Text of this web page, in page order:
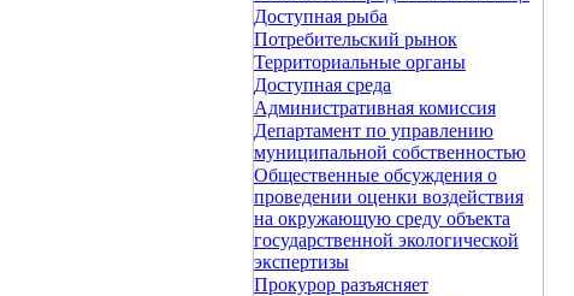
Доступная рыба
Потребительский рынок
Территориальные органы
Доступная среда
Административная комиссия
Департамент по управлению
муниципальной собственностью
Общественные обсуждения о
проведении оценки воздействия
на окружающую среду объекта
государственной экологической
экспертизы
Прокурор разъясняет